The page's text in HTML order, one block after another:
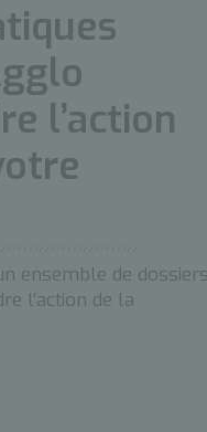
l’action
ensemble de
l’action de la